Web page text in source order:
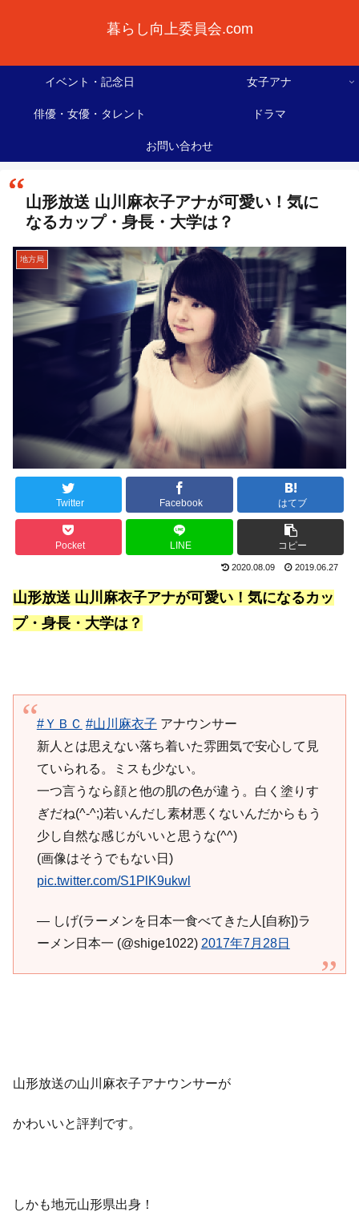
暮らし向上委員会.com
イベント・記念日 女子アナ
俳優・女優・タレント ドラマ
お問い合わせ
山形放送 山川麻衣子アナが可愛い！気に
なるカップ・身長・大学は？
地方局
Twitter Facebook はてブ
Pocket LINE コピー
2020.08.09 2019.06.27
山形放送 山川麻衣子アナが可愛い！気になるカッ
プ・身長・大学は？
#ＹＢＣ #山川麻衣子 アナウンサー
新人とは思えない落ち着いた雰囲気で安心して見
ていられる。ミスも少ない。
一つ言うなら顔と他の肌の色が違う。白く塗りす
ぎだね(^-^;)若いんだし素材悪くないんだからもう
少し自然な感じがいいと思うな(^^)
(画像はそうでもない日)
pic.twitter.com/S1PlK9ukwl
— しげ(ラーメンを日本一食べてきた人[自称])ラ
ーメン日本一 (@shige1022) 2017年7月28日
山形放送の山川麻衣子アナウンサーが
かわいいと評判です。
しかも地元山形県出身！